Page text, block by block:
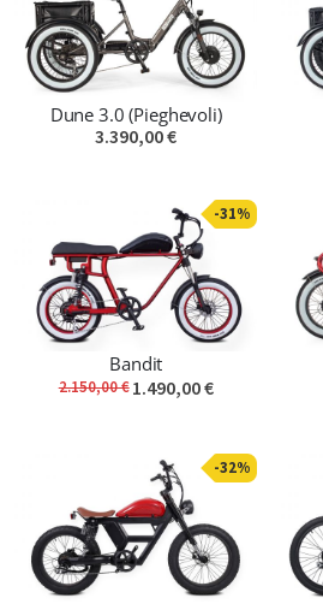
Dune 3.0 (Pieghevoli)
3.390,00 €
-31%
Bandit
2.150,00 €1.490,00 €
-32%